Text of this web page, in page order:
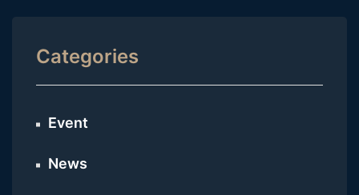
Categories
Event
News